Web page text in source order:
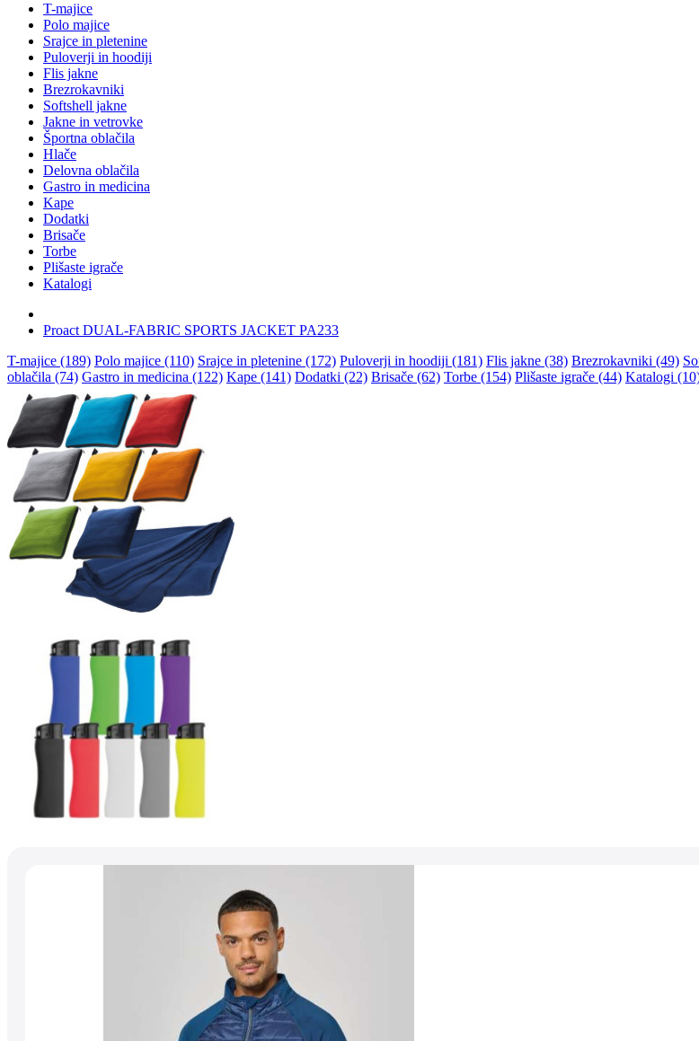
T-majice
Polo majice
Srajce in pletenine
Puloverji in hoodiji
Flis jakne
Brezrokavniki
Softshell jakne
Jakne in vetrovke
Športna oblačila
Hlače
Delovna oblačila
Gastro in medicina
Kape
Dodatki
Brisače
Torbe
Plišaste igrače
Katalogi
Proact DUAL-FABRIC SPORTS JACKET PA233
T-majice (189) Polo majice (110) Srajce in pletenine (172) Puloverji in hoodiji (181) Flis jakne (38) Brezrokavniki (49)
oblačila (74) Gastro in medicina (122) Kape (141) Dodatki (22) Brisače (62) Torbe (154) Plišaste igrače (44) Katalogi